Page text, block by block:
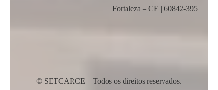
Fortaleza – CE | 60842-395
© SETCARCE – Todos os direitos reservados.